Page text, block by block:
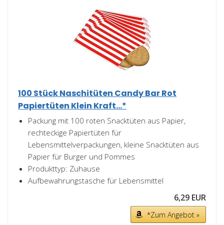
100 Stück Naschitüten Candy Bar Rot
Papiertüten Klein Kraft...*
Packung mit 100 roten Snacktüten aus Papier,
rechteckige Papiertüten für
Lebensmittelverpackungen, kleine Snacktüten aus
Papier für Burger und Pommes
Produkttyp: Zuhause
Aufbewahrungstasche für Lebensmittel
6,29 EUR
*Zum Angebot »